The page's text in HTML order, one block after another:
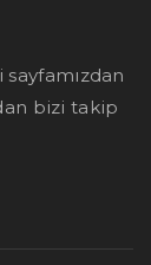
bizi takip